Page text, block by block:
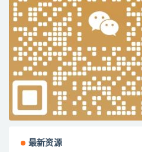
最新资源